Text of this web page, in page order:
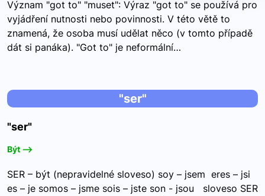
Význam "got to" "muset": Výraz "got to" se používá pro
vyjádření nutnosti nebo povinnosti. V této větě to
znamená, že osoba musí udělat něco (v tomto případě
dát si panáka). "Got to" je neformální…
"ser"
"ser"
Být -->
SER – být (nepravidelné sloveso) soy – jsem eres – jsi
es – je somos – jsme sois – jste son - jsou sloveso SER